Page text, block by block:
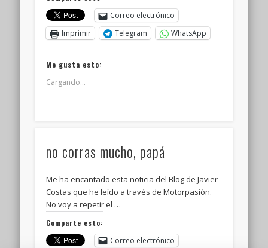
Correo electrónico
Imprimir
Telegram WhatsApp
Me gusta esto:
Cargando...
no corras mucho, papá
Me ha encantado esta noticia del Blog de Javier
Costas que he leído a través de Motorpasión.
No voy a repetir el …
Comparte esto:
Correo electrónico